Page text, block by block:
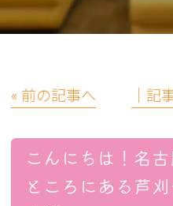
« 前の記事へ │記
こんにちは！名
ところにある芦